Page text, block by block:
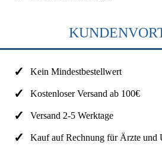
Kein Mindestbestellwert
Kostenloser Versand ab 100€
Versand 2-5 Werktage
Kauf auf Rechnung für Ärzte und